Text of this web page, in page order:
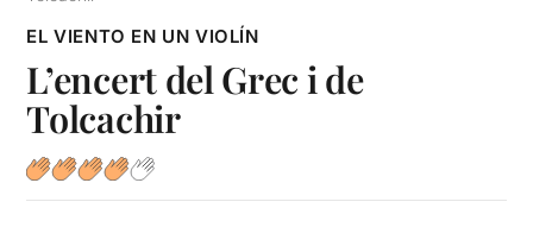
EL VIENTO EN UN VIOLÍN
L’encert del Grec i de
Tolcachir